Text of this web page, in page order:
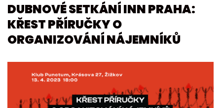
DUBNOVÉ SETKÁNÍ INN PRAHA:
KŘEST PŘÍRUČKY O
ORGANIZOVÁNÍ NÁJEMNÍKŮ